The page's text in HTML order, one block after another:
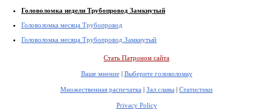
Головоломка недели Трубопровод Замкнутый
Головоломка месяца Трубопровод
Головоломка месяца Трубопровод Замкнутый
Стать Патроном сайта
Ваше мнение| Выберите головоломку
Множественная распечатка | Зал славы | Статистики
Privacy Policy